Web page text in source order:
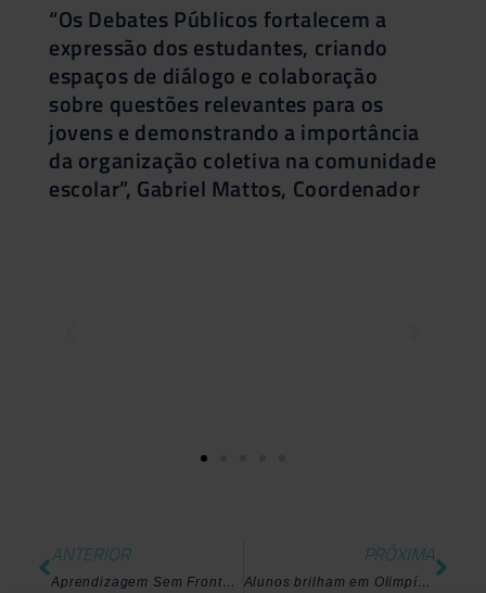
“Os Debates Públicos fortalecem a
expressão dos estudantes, criando
espaços de diálogo e colaboração
sobre questões relevantes para os
jovens e demonstrando a importância
da organização coletiva na comunidade
escolar”, Gabriel Mattos, Coordenador
ANTERIOR
Aprendizagem Sem Fronteiras
PRÓXIMA
Alunos brilham em Olimpíadas Científicas